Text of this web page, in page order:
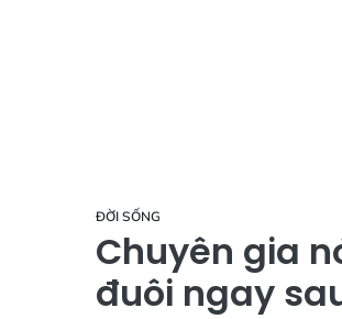
ĐỜI SỐNG
Chuyên gia
đuôi ngay